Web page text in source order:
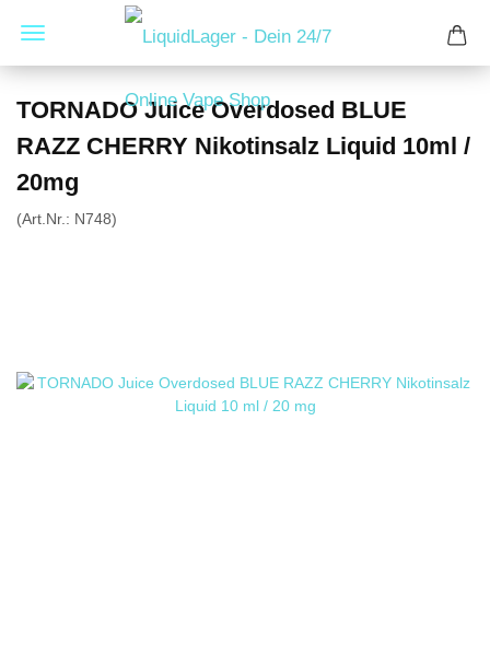
TORNADO Juice Overdosed BLUE
RAZZ CHERRY Nikotinsalz Liquid 10ml /
20mg
(Art.Nr.: N748)